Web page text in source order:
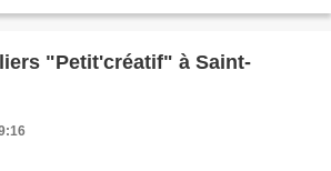
"Petit'créatif" à Saint-